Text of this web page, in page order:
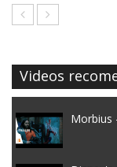
Videos
Morbius